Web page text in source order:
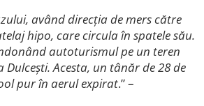
având direcţia de mers către
hipo, care circula în spatele său.
autoturismul pe un teren
Acesta, un tânăr de 28 de
pur în aerul expirat.” –